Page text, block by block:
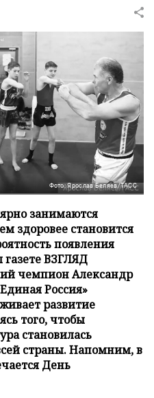
Фото: Ярослав Беляев/ТАСС
занимаются
здоровее становится
появления
ВЗГЛЯД
чемпион Александр
Россия»
развитие
того, чтобы
становилась
страны. Напомним, в
День